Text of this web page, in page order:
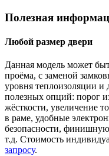
Полезная
Любой размер двери
Данная модель может
проёма, с заменой
уровня теплоизоляции и
полезных опций: порог
жёсткости, увеличение
в раме, удобные
безопасности,
т.д. Стоимость
запросу.